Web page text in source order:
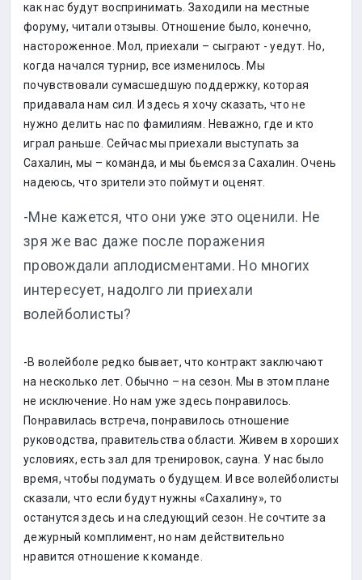
как нас будут воспринимать. Заходили на местные
форуму, читали отзывы. Отношение было, конечно,
настороженное. Мол, приехали – сыграют - уедут. Но,
когда начался турнир, все изменилось. Мы
почувствовали сумасшедшую поддержку, которая
придавала нам сил. И здесь я хочу сказать, что не
нужно делить нас по фамилиям. Неважно, где и кто
играл раньше. Сейчас мы приехали выступать за
Сахалин, мы – команда, и мы бьемся за Сахалин. Очень
надеюсь, что зрители это поймут и оценят.
-Мне кажется, что они уже это оценили. Не
зря же вас даже после поражения
провождали аплодисментами. Но многих
интересует, надолго ли приехали
волейболисты?
-В волейболе редко бывает, что контракт заключают
на несколько лет. Обычно – на сезон. Мы в этом плане
не исключение. Но нам уже здесь понравилось.
Понравилась встреча, понравилось отношение
руководства, правительства области. Живем в хороших
условиях, есть зал для тренировок, сауна. У нас было
время, чтобы подумать о будущем. И все волейболисты
сказали, что если будут нужны «Сахалину», то
останутся здесь и на следующий сезон. Не сочтите за
дежурный комплимент, но нам действительно
нравится отношение к команде.